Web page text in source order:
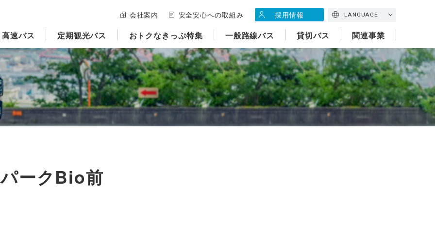
会社案内 安全安心への取組み 採用情報 LANGUAGE
高速バス 定期観光バス おトクなきっぷ特集 一般路線バス 貸切バス 関連事業
ークBio前